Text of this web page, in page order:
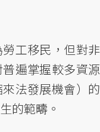
工移民，但對非
遍掌握較多資源
法發展機會）的
的範疇。